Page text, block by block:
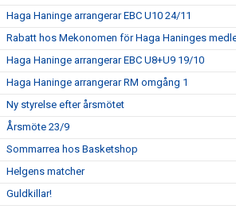
Haga Haninge arrangerar EBC U10 24/11
Rabatt hos Mekonomen för Haga Haninges
Haga Haninge arrangerar EBC U8+U9 19/10
Haga Haninge arrangerar RM omgång 1
Ny styrelse efter årsmötet
Årsmöte 23/9
Sommarrea hos Basketshop
Helgens matcher
Guldkillar!